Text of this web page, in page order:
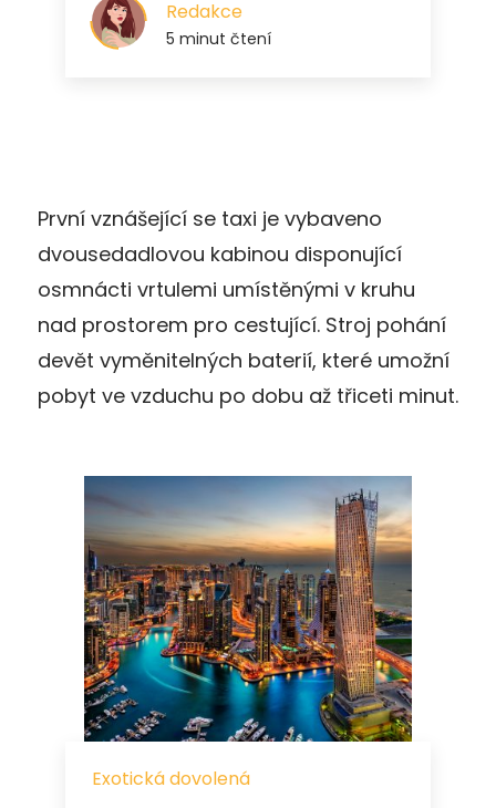
První vznášející se taxi je vybaveno
dvousedadlovou kabinou disponující
osmnácti vrtulemi umístěnými v kruhu
nad prostorem pro cestující. Stroj pohání
devět vyměnitelných baterií, které umožní
pobyt ve vzduchu po dobu až třiceti minut.